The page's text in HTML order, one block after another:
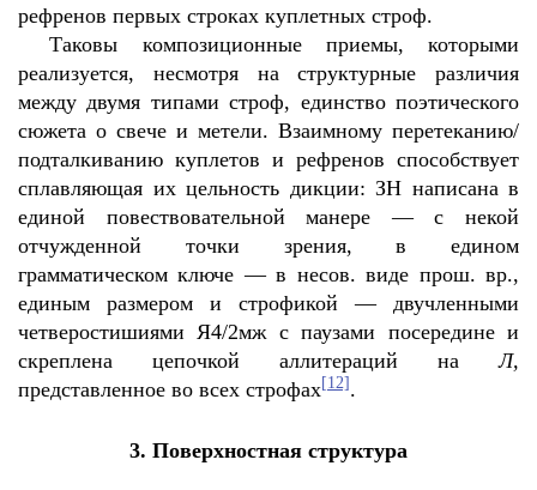
рефренов первых строках куплетных строф.
Таковы композиционные приемы, которыми
реализуется, несмотря на структурные различия
между двумя типами строф, единство поэтического
сюжета о свече и метели. Взаимному перетеканию/
подталкиванию куплетов и рефренов способствует
сплавляющая их цельность дикции: ЗН написана в
единой повествовательной манере — с некой
отчужденной точки зрения, в едином
грамматическом ключе — в несов. виде прош. вр.,
единым размером и строфикой — двучленными
четверостишиями Я4/2мж с паузами посередине и
скреплена цепочкой аллитераций наЛ,
представленное во всех строфах[12] .
3. Поверхностная структура